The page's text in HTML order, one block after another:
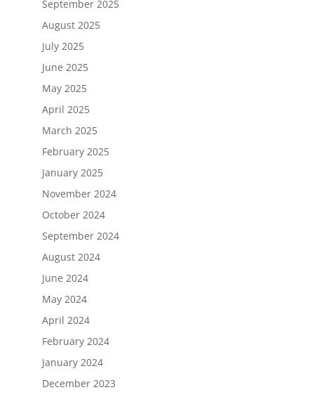
September 2025
August 2025
July 2025
June 2025
May 2025
April 2025
March 2025
February 2025
January 2025
November 2024
October 2024
September 2024
August 2024
June 2024
May 2024
April 2024
February 2024
January 2024
December 2023